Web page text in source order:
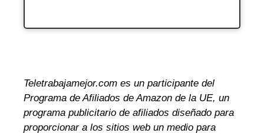
Teletrabajamejor.com es un participante del
Programa de Afiliados de Amazon de la UE, un
programa publicitario de afiliados diseñado para
proporcionar a los sitios web un medio para